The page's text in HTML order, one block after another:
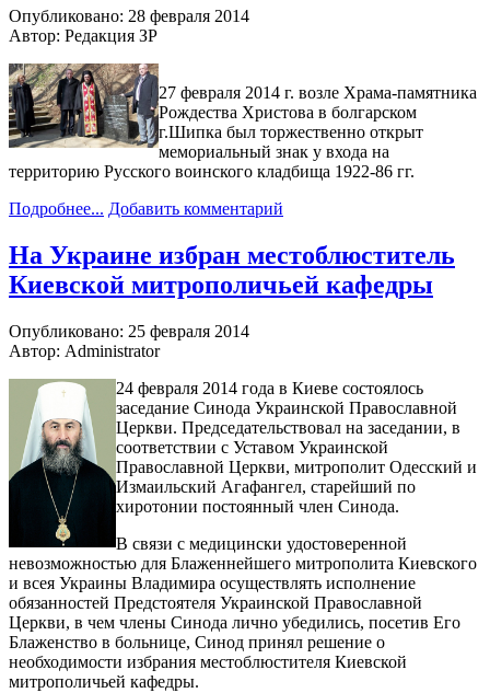
Опубликовано: 28 февраля 2014
Автор: Редакция ЗР
27 февраля 2014 г. возле Храма-памятника
Рождества Христова в болгарском
г.Шипка был торжественно открыт
мемориальный знак у входа на
территорию Русского воинского кладбища 1922-86 гг.
Подробнее... Добавить комментарий
На Украине избран местоблюститель
Киевской митрополичьей кафедры
Опубликовано: 25 февраля 2014
Автор: Administrator
24 февраля 2014 года в Киеве состоялось
заседание Синода Украинской Православной
Церкви. Председательствовал на заседании, в
соответствии с Уставом Украинской
Православной Церкви, митрополит Одесский и
Измаильский Агафангел, старейший по
хиротонии постоянный член Синода.
В связи с медицински удостоверенной
невозможностью для Блаженнейшего митрополита Киевского
и всея Украины Владимира осуществлять исполнение
обязанностей Предстоятеля Украинской Православной
Церкви, в чем члены Синода лично убедились, посетив Его
Блаженство в больнице, Синод принял решение о
необходимости избрания местоблюстителя Киевской
митрополичьей кафедры.